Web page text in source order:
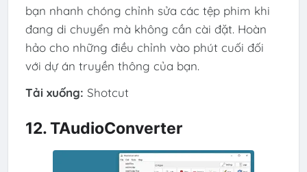
bạn nhanh chóng chỉnh sửa các tệp phim khi
đang di chuyển mà không cần cài đặt. Hoàn
hảo cho những điều chỉnh vào phút cuối đối
với dự án truyền thông của bạn.
Tải xuống: Shotcut
12. TAudioConverter